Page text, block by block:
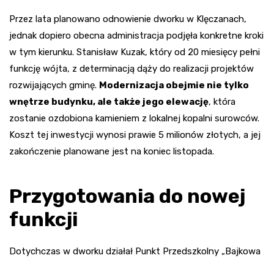
Przez lata planowano odnowienie dworku w Klęczanach,
jednak dopiero obecna administracja podjęła konkretne kroki
w tym kierunku. Stanisław Kuzak, który od 20 miesięcy pełni
funkcję wójta, z determinacją dąży do realizacji projektów
rozwijających gminę. Modernizacja obejmie nie tylko
wnętrze budynku, ale także jego elewację, która
zostanie ozdobiona kamieniem z lokalnej kopalni surowców.
Koszt tej inwestycji wynosi prawie 5 milionów złotych, a jej
zakończenie planowane jest na koniec listopada.
Przygotowania do nowej
funkcji
Dotychczas w dworku działał Punkt Przedszkolny „Bajkowa